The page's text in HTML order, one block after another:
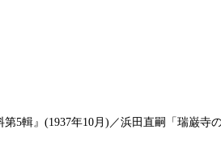
5輯』(1937年10月)／浜田直嗣「瑞巌